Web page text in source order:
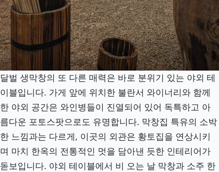
달벌 생막창의 또 다른 매력은 바로 분위기 있는 야외 테
이블입니다. 가게 앞에 위치한 불란서 와이너리와 함께
한 야외 공간은 와인병들이 진열되어 있어 독특하고 아
름다운 포토스팟으로도 유명합니다. 막창집 특유의 소박
한 느낌과는 다르게, 이곳의 외관은 황토집을 연상시키
며 마치 한옥의 전통적인 멋을 담아낸 듯한 인테리어가
돋보입니다. 야외 테이블에서 비 오는 날 막창과 소주 한